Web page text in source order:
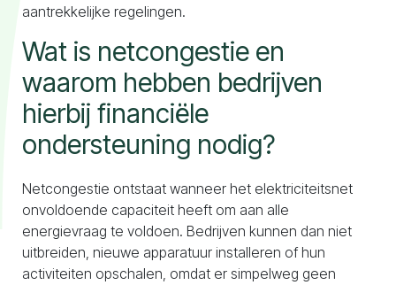
aantrekkelijke regelingen.
Wat is netcongestie en
waarom hebben bedrijven
hierbij financiële
ondersteuning nodig?
Netcongestie ontstaat wanneer het elektriciteitsnet
onvoldoende capaciteit heeft om aan alle
energievraag te voldoen. Bedrijven kunnen dan niet
uitbreiden, nieuwe apparatuur installeren of hun
activiteiten opschalen, omdat er simpelweg geen